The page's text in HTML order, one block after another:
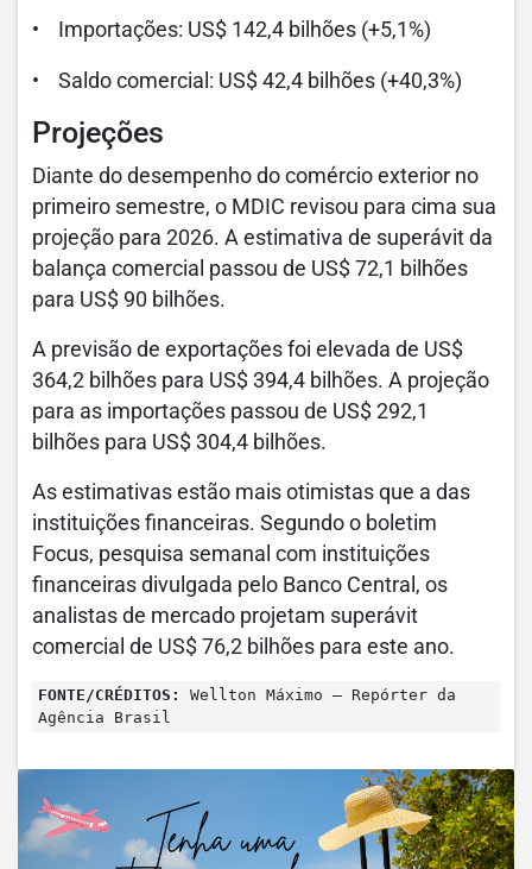
• Importações: US$ 142,4 bilhões (+5,1%)
• Saldo comercial: US$ 42,4 bilhões (+40,3%)
Projeções
Diante do desempenho do comércio exterior no
primeiro semestre, o MDIC revisou para cima sua
projeção para 2026. A estimativa de superávit da
balança comercial passou de US$ 72,1 bilhões
para US$ 90 bilhões.
A previsão de exportações foi elevada de US$
364,2 bilhões para US$ 394,4 bilhões. A projeção
para as importações passou de US$ 292,1
bilhões para US$ 304,4 bilhões.
As estimativas estão mais otimistas que a das
instituições financeiras. Segundo o boletim
Focus, pesquisa semanal com instituições
financeiras divulgada pelo Banco Central, os
analistas de mercado projetam superávit
comercial de US$ 76,2 bilhões para este ano.
FONTE/CRÉDITOS:
Wellton Máximo – Repórter da
Agência Brasil